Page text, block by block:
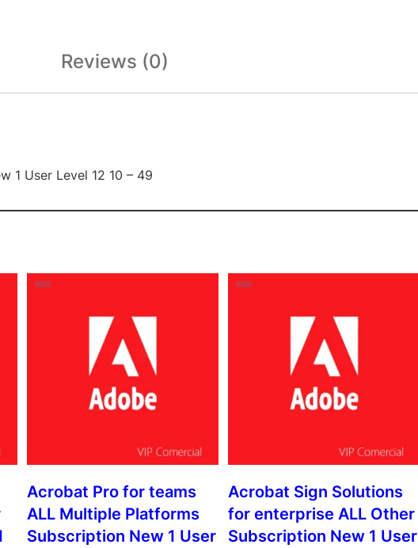
Reviews (0)
1 User Level 12 10 – 49
Acrobat Pro for teams
ALL Multiple Platforms
Subscription New 1 User
Acrobat Sign Solutions
for enterprise ALL Other
Subscription New 1 User